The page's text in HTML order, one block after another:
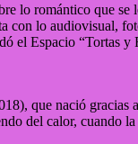
lo romántico que
lo audiovisual,
Espacio “Tortas y
que nació gracias
del calor, cuando